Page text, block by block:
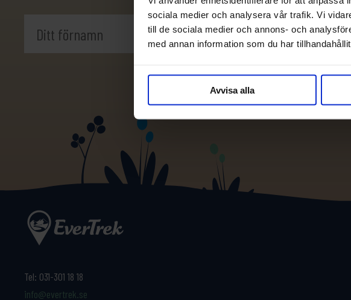
sociala medier och analysera vår trafik. Vi
till de sociala medier och annons- och
med annan information som du har
Avvisa alla
Tel: 031-301 18 18
info@evertrek.se